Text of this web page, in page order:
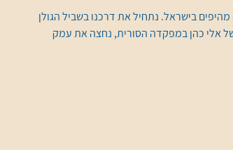
בישראל. נתחיל את דרכנו בשביל הגולן
אלי כהן במפקדה הסורית, נחצה את עמק